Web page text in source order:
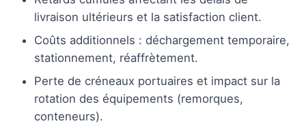
livraison ultérieurs et la satisfaction client.
Coûts additionnels : déchargement temporaire,
stationnement, réaffrètement.
Perte de créneaux portuaires et impact sur la
rotation des équipements (remorques,
conteneurs).